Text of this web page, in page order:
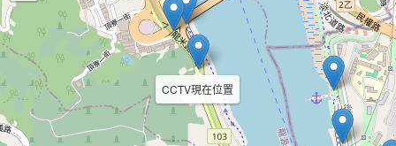
CCTV現在位置